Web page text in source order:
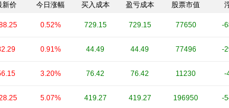
新价 今日涨幅 买入成本 盈亏成本 股票市值
0.52% 729.15 729.15 77650 -
0.91% 44.49 44.49 77496 -
3.20% 76.42 76.42 11230 -
5.07% 419.27 419.27 196950 -